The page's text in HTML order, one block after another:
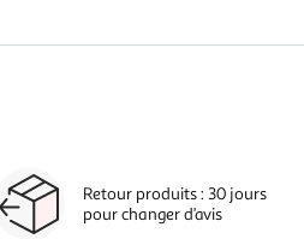
Retour produits : 30 jours
pour changer d’avis